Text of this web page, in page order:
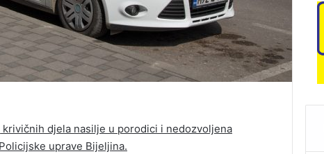
djela nasilje u porodici i nedozvoljena
uprave Bijeljina.